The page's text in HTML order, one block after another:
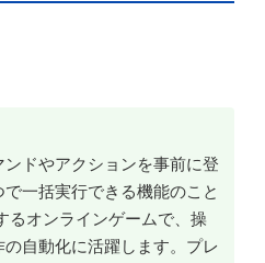
ドやアクションを事前に登
一括実行できる機能のこと
るオンラインゲームで、操
自動化に活躍します。プレ